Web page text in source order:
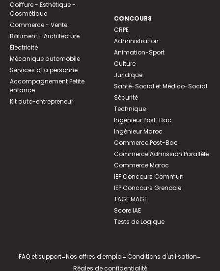
Coiffure - Esthétique -
Cosmétique
Commerce - Vente
Bâtiment - Architecture
Électricité
Mécanique automobile
Services à la personne
Accompagnement Petite
enfance
Kit auto-entrepreneur
CONCOURS
CRPE
Administration
Animation-Sport
Culture
Juridique
Santé-Social et Médico-Social
Sécurité
Technique
Ingénieur Post-Bac
Ingénieur Maroc
Commerce Post-Bac
Commerce Admission Parallèle
Commerce Maroc
IEP Concours Commun
IEP Concours Grenoble
TAGE MAGE
Score IAE
Tests de Logique
FAQ et support-Nos offres d'emploi-Conditions d'utilisation-
Règles de confidentialité